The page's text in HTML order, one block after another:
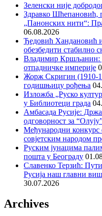
Зеленски није
Здравко Шћепановић,
„Панонских нити“:
06.08.2026
Ђедовић Хандановић
обезбедити стабилно
Владимир Кршљанин:
отпадничке империје
Жорж Скригин (1910-
годишњицу рођења
Изложба „Руско
у Библиотеци града
Амбасада Русије:
одговорност за
Међународни конкурс
совјетским народом
Руским јунацима
пошта у Београду
Славенко Терзић:
Русија наш главни
30.07.2026
Archives